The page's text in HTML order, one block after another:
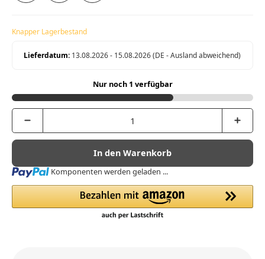
Knapper Lagerbestand
Lieferdatum: 13.08.2026 - 15.08.2026(DE - Ausland abweichend)
Nur noch 1 verfügbar
In den Warenkorb
Loading... Komponenten werden geladen ...